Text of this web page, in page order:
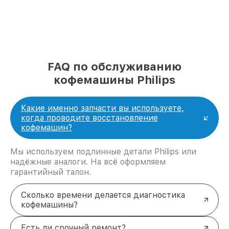
FAQ по обслуживанию
кофемашины Philips
Какие именно запчасти вы используете,
когда проводите восстановление
кофемашин?
Мы используем подлинные детали Philips или
надёжные аналоги. На всё оформляем
гарантийный талон.
Сколько времени делается диагностика
кофемашины?